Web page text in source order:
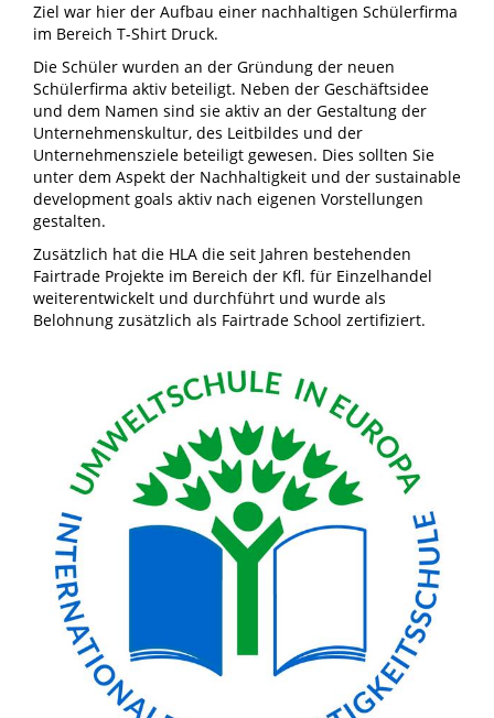
Ziel war hier der Aufbau einer nachhaltigen Schülerfirma
im Bereich T-Shirt Druck.
Die Schüler wurden an der Gründung der neuen
Schülerfirma aktiv beteiligt. Neben der Geschäftsidee
und dem Namen sind sie aktiv an der Gestaltung der
Unternehmenskultur, des Leitbildes und der
Unternehmensziele beteiligt gewesen. Dies sollten Sie
unter dem Aspekt der Nachhaltigkeit und der sustainable
development goals aktiv nach eigenen Vorstellungen
gestalten.
Zusätzlich hat die HLA die seit Jahren bestehenden
Fairtrade Projekte im Bereich der Kfl. für Einzelhandel
weiterentwickelt und durchführt und wurde als
Belohnung zusätzlich als Fairtrade School zertifiziert.